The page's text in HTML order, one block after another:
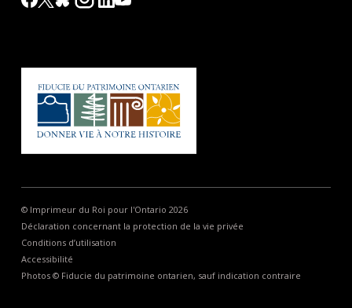
© Imprimeur du Roi pour l'Ontario 2026
Déclaration concernant la protection de la vie privée
Conditions d’utilisation
Accessibilité
Photos © Fiducie du patrimoine ontarien, sauf indication contraire